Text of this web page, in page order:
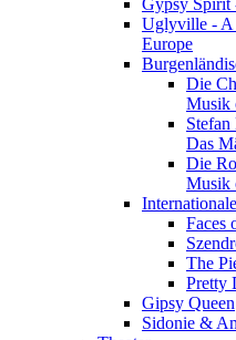
Gypsy Spirit
Uglyville - A
Europe
Die
Musik
Das
Die
Musik
Faces
The
Pretty
Gipsy Queen
Sidonie &